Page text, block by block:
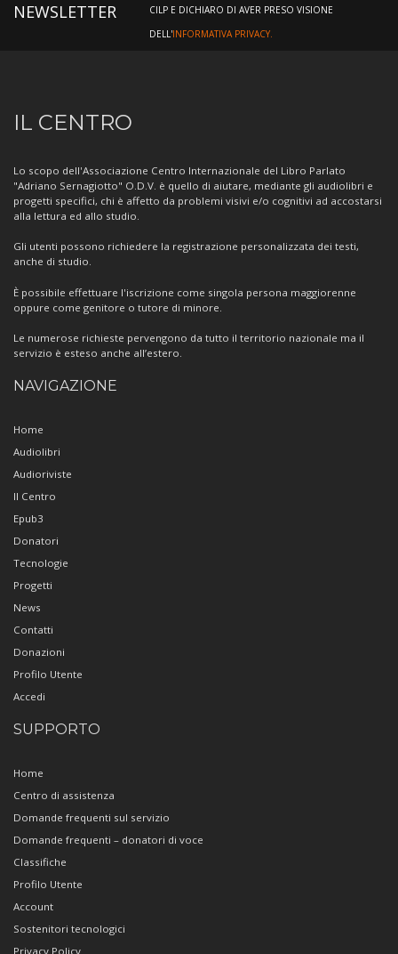
NEWSLETTER
CILP E DICHIARO DI AVER PRESO VISIONE
DELL'INFORMATIVA PRIVACY.
Informazioni
sul
Centro
IL CENTRO
Lo scopo dell'Associazione Centro Internazionale del Libro Parlato
"Adriano Sernagiotto" O.D.V. è quello di aiutare, mediante gli audiolibri e
progetti specifici, chi è affetto da problemi visivi e/o cognitivi ad accostarsi
alla lettura ed allo studio.
Gli utenti possono richiedere la registrazione personalizzata dei testi,
anche di studio.
È possibile effettuare l'iscrizione come singola persona maggiorenne
oppure come genitore o tutore di minore.
Le numerose richieste pervengono da tutto il territorio nazionale ma il
servizio è esteso anche all’estero.
NAVIGAZIONE
Home
Audiolibri
Audioriviste
Il Centro
Epub3
Donatori
Tecnologie
Progetti
News
Contatti
Donazioni
Profilo Utente
Accedi
SUPPORTO
Home
Centro di assistenza
Domande frequenti sul servizio
Domande frequenti – donatori di voce
Classifiche
Profilo Utente
Account
Sostenitori tecnologici
Privacy Policy